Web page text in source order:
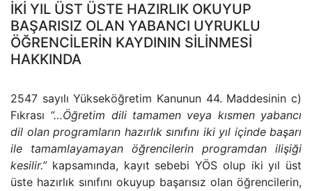
İKİ YIL ÜST ÜSTE HAZIRLIK OKUYUP
BAŞARISIZ OLAN YABANCI UYRUKLU
ÖĞRENCİLERİN KAYDININ SİLİNMESİ
HAKKINDA
2547 sayılı Yükseköğretim Kanunun 44. Maddesinin c)
Fıkrası “…Öğretim dili tamamen veya kısmen yabancı
dil olan programların hazırlık sınıfını iki yıl içinde başarı
ile tamamlayamayan öğrencilerin programdan ilişiği
kesilir.”kapsamında, kayıt sebebi YÖS olup iki yıl üst
üste hazırlık sınıfını okuyup başarısız olan öğrencilerin,